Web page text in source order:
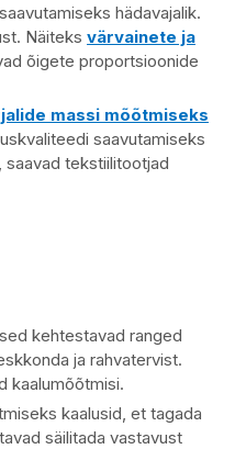
hädavajalik.
Näiteks värvainete ja
õigete proportsioonide
massi mõõtmiseks
saavutamiseks
tekstiilitootjad
kehtestavad ranged
ja rahvatervist.
kaalumõõtmisi.
kaalusid, et tagada
säilitada vastavust